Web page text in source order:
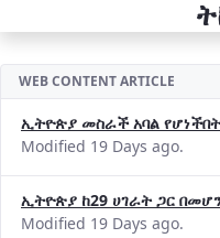
WEB CONTENT ARTICLE
ኢትዮጵያ መስራች አባል
Modified 19 Days ago.
ኢትዮጵያ ከ29 ሀገራት ጋር
Modified 19 Days ago.